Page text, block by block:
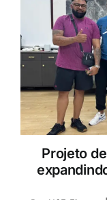
Projeto